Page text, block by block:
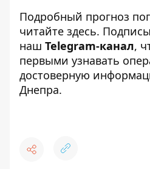
Подробный прогноз
читайте здесь.
наш Telegram-канал,
первыми узнавать
достоверную
Днепра.